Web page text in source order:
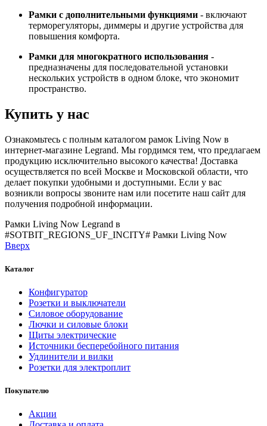
Рамки с дополнительными функциями - включают
терморегуляторы, диммеры и другие устройства для
повышения комфорта.
Рамки для многократного использования -
предназначены для последовательной установки
нескольких устройств в одном блоке, что экономит
пространство.
Купить у нас
Ознакомьтесь с полным каталогом рамок Living Now в
интернет-магазине Legrand. Мы гордимся тем, что предлагаем
продукцию исключительно высокого качества! Доставка
осуществляется по всей Москве и Московской области, что
делает покупки удобными и доступными. Если у вас
возникли вопросы звоните нам или посетите наш сайт для
получения подробной информации.
Рамки Living Now Legrand в
#SOTBIT_REGIONS_UF_INCITY# Рамки Living Now
Вверх
Каталог
Конфигуратор
Розетки и выключатели
Силовое оборудование
Лючки и силовые блоки
Щиты электрические
Источники бесперебойного питания
Удлинители и вилки
Розетки для электроплит
Покупателю
Акции